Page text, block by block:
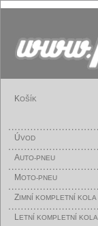
KOŠÍK
ÚVOD
AUTO-PNEU
MOTO-PNEU
ZIMNÍ KOMPLETNÍ KOLA
LETNÍ KOMPLETNÍ KOLA